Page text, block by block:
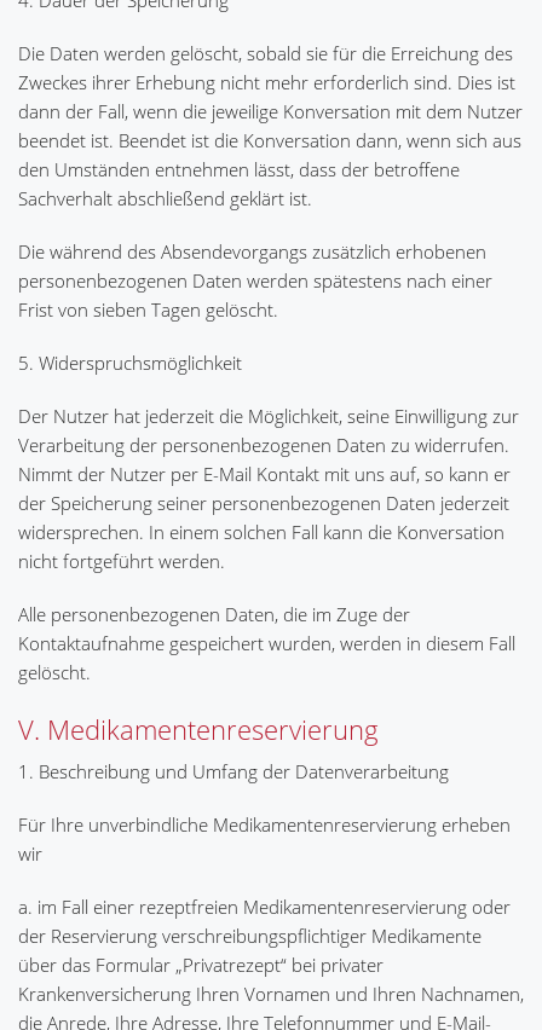
Die Daten werden gelöscht, sobald sie für die Erreichung des
Zweckes ihrer Erhebung nicht mehr erforderlich sind. Dies ist
dann der Fall, wenn die jeweilige Konversation mit dem Nutzer
beendet ist. Beendet ist die Konversation dann, wenn sich aus
den Umständen entnehmen lässt, dass der betroffene
Sachverhalt abschließend geklärt ist.
Die während des Absendevorgangs zusätzlich erhobenen
personenbezogenen Daten werden spätestens nach einer
Frist von sieben Tagen gelöscht.
5. Widerspruchsmöglichkeit
Der Nutzer hat jederzeit die Möglichkeit, seine Einwilligung zur
Verarbeitung der personenbezogenen Daten zu widerrufen.
Nimmt der Nutzer per E-Mail Kontakt mit uns auf, so kann er
der Speicherung seiner personenbezogenen Daten jederzeit
widersprechen. In einem solchen Fall kann die Konversation
nicht fortgeführt werden.
Alle personenbezogenen Daten, die im Zuge der
Kontaktaufnahme gespeichert wurden, werden in diesem Fall
gelöscht.
V. Medikamentenreservierung
1. Beschreibung und Umfang der Datenverarbeitung
Für Ihre unverbindliche Medikamentenreservierung erheben
wir
a. im Fall einer rezeptfreien Medikamentenreservierung oder
der Reservierung verschreibungspflichtiger Medikamente
über das Formular „Privatrezept“ bei privater
Krankenversicherung Ihren Vornamen und Ihren Nachnamen,
die Anrede, Ihre Adresse, Ihre Telefonnummer und E-Mail-